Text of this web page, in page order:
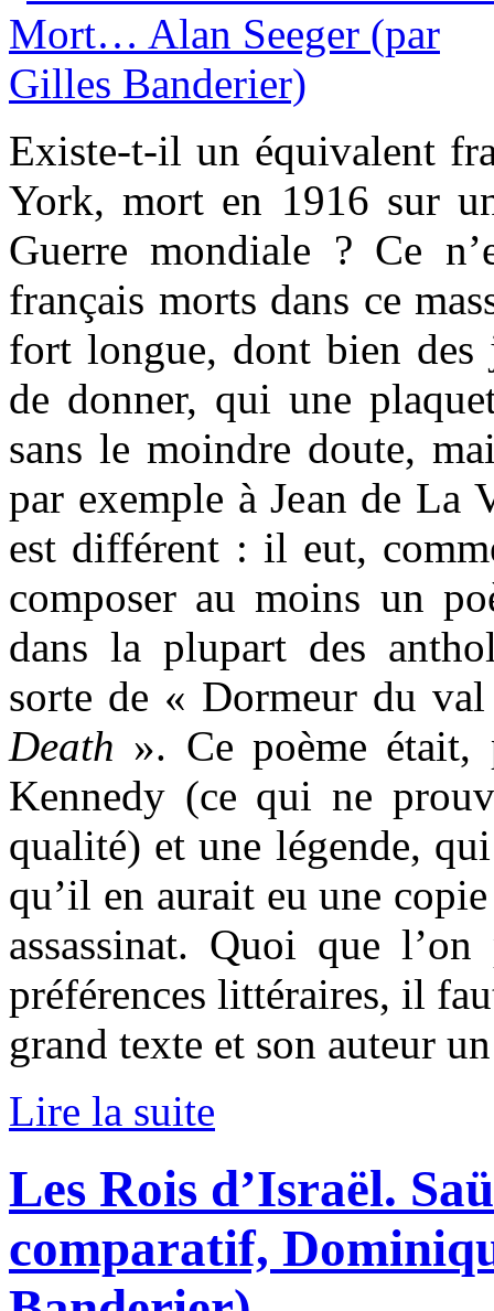
Existe-t-il un équivalent
York, mort en 1916 sur
Guerre mondiale ? Ce
français morts dans ce
fort longue, dont bien des
de donner, qui une
sans le moindre doute,
par exemple à Jean de La
est différent : il eut,
composer au moins un
dans la plupart des
sorte de « Dormeur du
Death ». Ce poème
Kennedy (ce qui ne
qualité) et une légende,
qu’il en aurait eu une
assassinat. Quoi que
préférences littéraires, il
grand texte et son auteur
Lire la suite
Les Rois d’Israël.
comparatif,